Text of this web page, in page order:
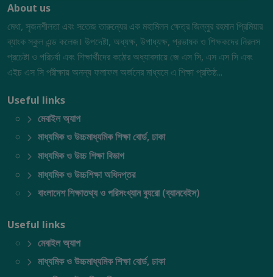
About us
মেধা, সৃজনশীলতা এবং সতেজ তারুন্যের এক মহামিলন ক্ষেত্র জিল্লুর রহমান প্রিমিয়ার
ব্যাংক স্কুল এন্ড কলেজ। উপদেষ্টা, অধ্যক্ষ, উপাধ্যক্ষ, প্রভাষক ও শিক্ষকদের নিরলস
প্রচেষ্টা ও পরিচর্যা এবং শিক্ষার্থীদের কঠোর অধ্যাবসায়ে জে এস সি, এস এস সি এবং
এইচ এস সি পরীক্ষায় অনন্য ফলাফল অর্জনের মাধ্যমে এ শিক্ষা প্রতিষ্ঠ...
Useful links
মেবাইল অ্যাপ
মাধ্যমিক ও উচ্চমাধ্যমিক শিক্ষা বোর্ড, ঢাকা
মাধ্যমিক ও উচ্চ শিক্ষা বিভাগ
মাধ্যমিক ও উচ্চশিক্ষা অধিদপ্তর
বাংলাদেশ শিক্ষাতথ্য ও পরিসংখ্যান ব্যুরো (ব্যানবেইস)
Useful links
মেবাইল অ্যাপ
মাধ্যমিক ও উচ্চমাধ্যমিক শিক্ষা বোর্ড, ঢাকা